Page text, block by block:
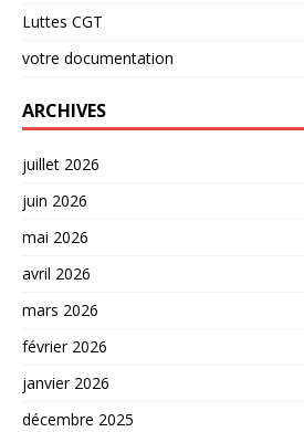
Luttes CGT
votre documentation
ARCHIVES
juillet 2026
juin 2026
mai 2026
avril 2026
mars 2026
février 2026
janvier 2026
décembre 2025